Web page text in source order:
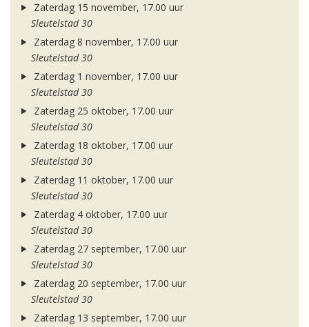
Zaterdag 15 november, 17.00 uur
Sleutelstad 30
Zaterdag 8 november, 17.00 uur
Sleutelstad 30
Zaterdag 1 november, 17.00 uur
Sleutelstad 30
Zaterdag 25 oktober, 17.00 uur
Sleutelstad 30
Zaterdag 18 oktober, 17.00 uur
Sleutelstad 30
Zaterdag 11 oktober, 17.00 uur
Sleutelstad 30
Zaterdag 4 oktober, 17.00 uur
Sleutelstad 30
Zaterdag 27 september, 17.00 uur
Sleutelstad 30
Zaterdag 20 september, 17.00 uur
Sleutelstad 30
Zaterdag 13 september, 17.00 uur